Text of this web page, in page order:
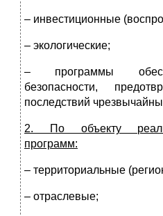
– инвестиционные
– экологические;
– программы
безопасности,
последствий
2. По объекту
программ:
– территориальные
– отраслевые;